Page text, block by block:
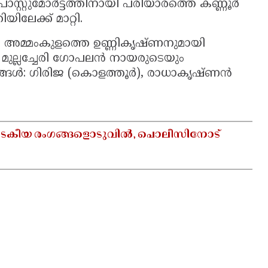
പരിയാരത്തെ കണ്ണൂർ
മാറ്റി.
അമ്മംകുളത്തെ ഉണ്ണികൃഷ്ണനുമായി
ഗോപലന്‍ നായരുടെയും
ഗിരിജ (കൊളത്തൂര്‍), രാധാകൃഷ്ണന്‍
രംഗങ്ങളൊടുവിൽ, പൊലീസിനോട്